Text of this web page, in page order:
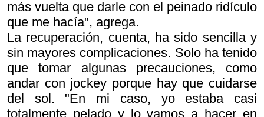
más vuelta que darle con el peinado ridículo
que me hacía", agrega.
La recuperación, cuenta, ha sido sencilla y
sin mayores complicaciones. Solo ha tenido
que tomar algunas precauciones, como
andar con jockey porque hay que cuidarse
del sol. "En mi caso, yo estaba casi
totalmente pelado y lo vamos a hacer en